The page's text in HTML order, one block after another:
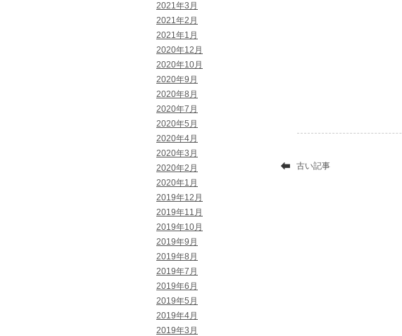
2021年3月
2021年2月
2021年1月
2020年12月
2020年10月
2020年9月
2020年8月
2020年7月
2020年5月
2020年4月
2020年3月
2020年2月
2020年1月
2019年12月
2019年11月
2019年10月
2019年9月
2019年8月
2019年7月
2019年6月
2019年5月
2019年4月
2019年3月
古い記事